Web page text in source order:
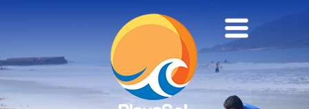
NOSOTROS
EXCURSIONES Y ACTIVIDADES